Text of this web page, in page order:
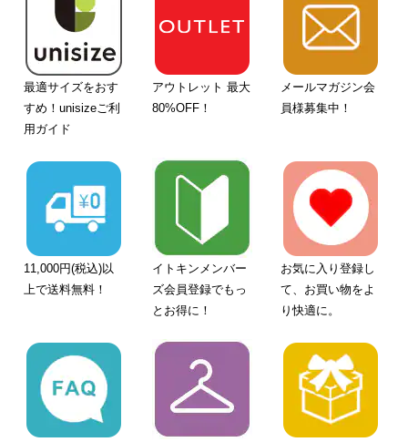
最適サイズをおす
すめ！unisizeご利
用ガイド
アウトレット 最大
80%OFF！
メールマガジン会
員様募集中！
11,000円(税込)以
上で送料無料！
イトキンメンバー
ズ会員登録でもっ
とお得に！
お気に入り登録し
て、お買い物をよ
り快適に。